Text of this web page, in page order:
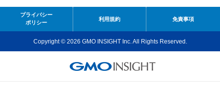
プライバシー
ポリシー
利用規約 免責事項
Copyright © 2026 GMO INSIGHT Inc. All Rights Reserved.